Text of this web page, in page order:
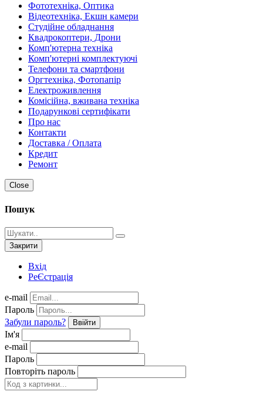
Фототехніка, Оптика
Відеотехніка, Екшн камери
Студійне обладнання
Квадрокоптери, Дрони
Комп'ютерна техніка
Комп'ютерні комплектуючі
Телефони та смартфони
Оргтехніка, Фотопапір
Електроживлення
Комісійна, вживана техніка
Подарункові сертифікати
Про нас
Контакти
Доставка / Оплата
Кредит
Ремонт
Close
Пошук
Закрити
Вхід
РеЄстрація
e-mail
Пароль
Забули пароль?
Ввійти
Ім'я
e-mail
Пароль
Повторіть пароль